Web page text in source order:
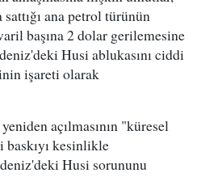
ana petrol türünün
başına 2 dolar gerilemesine
Husi ablukasını ciddi
işareti olarak
açılmasının "küresel
baskıyı kesinlikle
Husi sorununu